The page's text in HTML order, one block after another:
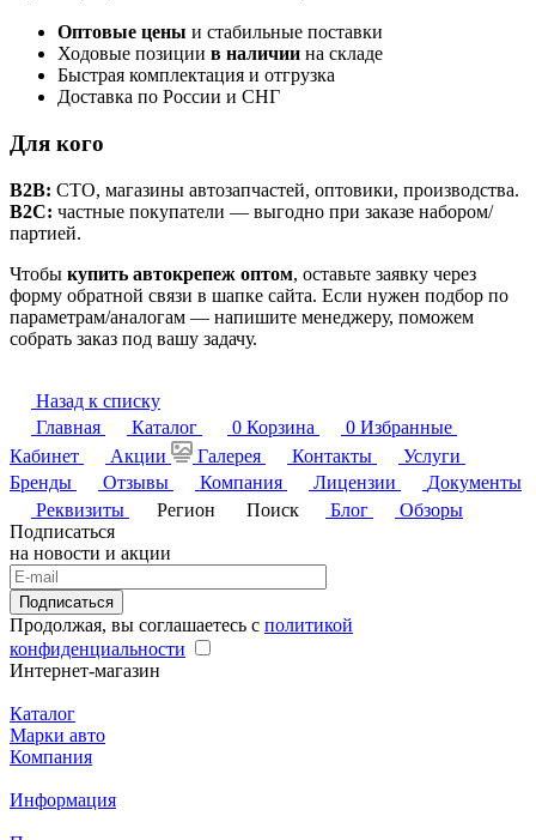
Оптовые цены и стабильные поставки
Ходовые позиции в наличии на складе
Быстрая комплектация и отгрузка
Доставка по России и СНГ
Для кого
B2B: СТО, магазины автозапчастей, оптовики, производства.
B2C: частные покупатели — выгодно при заказе набором/
партией.
Чтобы купить автокрепеж оптом, оставьте заявку через
форму обратной связи в шапке сайта. Если нужен подбор по
параметрам/аналогам — напишите менеджеру, поможем
собрать заказ под вашу задачу.
Назад к списку
Главная
Каталог 0 Корзина 0 Избранные
Кабинет
Акции Галерея Контакты
Услуги
Бренды
Отзывы Компания Лицензии
Документы
Реквизиты
Регион Поиск Блог
Обзоры
Подписаться
на новости и акции
Подписаться
Продолжая, вы соглашаетесь с политикой
конфиденциальности
Интернет-магазин
Каталог
Марки авто
Компания
Информация